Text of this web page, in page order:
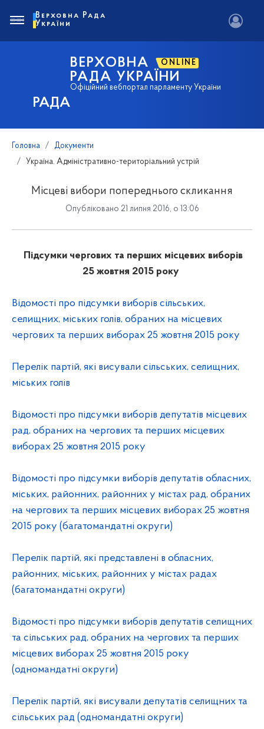
РАДА
ВЕРХОВНА ONLINE
РАДА УКРАЇНИ
Офіційний вебпортал парламенту України
Верховна Рада
України
Головна
Документи
Україна. Адміністративно-територіальний устрій
Місцеві вибори попереднього скликання
Опубліковано 21 липня 2016, о 13:06
Підсумки чергових та перших місцевих виборів
25 жовтня 2015 року
Відомості про підсумки виборів сільських,
селищних, міських голів, обраних на місцевих
чергових та перших виборах 25 жовтня 2015 року
Перелік партій, які висували сільських, селищних,
міських голів
Відомості про підсумки виборів депутатів місцевих
рад, обраних на чергових та перших місцевих
виборах 25 жовтня 2015 року
Відомості про підсумки виборів депутатів обласних,
міських, районних, районних у містах рад, обраних
на чергових та перших місцевих виборах 25 жовтня
2015 року (багатомандатні округи)
Перелік партій, які представлені в обласних,
районних, міських, районних у містах радах
(багатомандатні округи)
Відомості про підсумки виборів депутатів селищних
та сільських рад, обраних на чергових та перших
місцевих виборах 25 жовтня 2015 року
(одномандатні округи)
Перелік партій, які висували депутатів селищних та
сільських рад (одномандатні округи)